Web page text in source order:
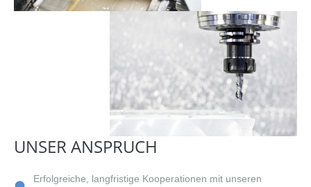
UNSER ANSPRUCH
Erfolgreiche, langfristige Kooperationen mit unseren